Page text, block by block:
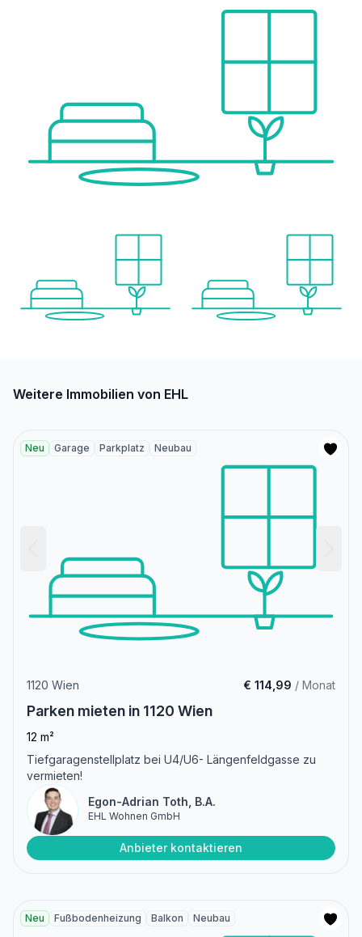
Weitere Immobilien von EHL
Neu Garage Parkplatz Neubau
1120 Wien € 114,99 / Monat
Parken mieten in 1120 Wien
12 m²
Tiefgaragenstellplatz bei U4/U6- Längenfeldgasse zu
vermieten!
Egon-Adrian Toth, B.A.
EHL Wohnen GmbH
Anbieter kontaktieren
Neu Fußbodenheizung Balkon Neubau